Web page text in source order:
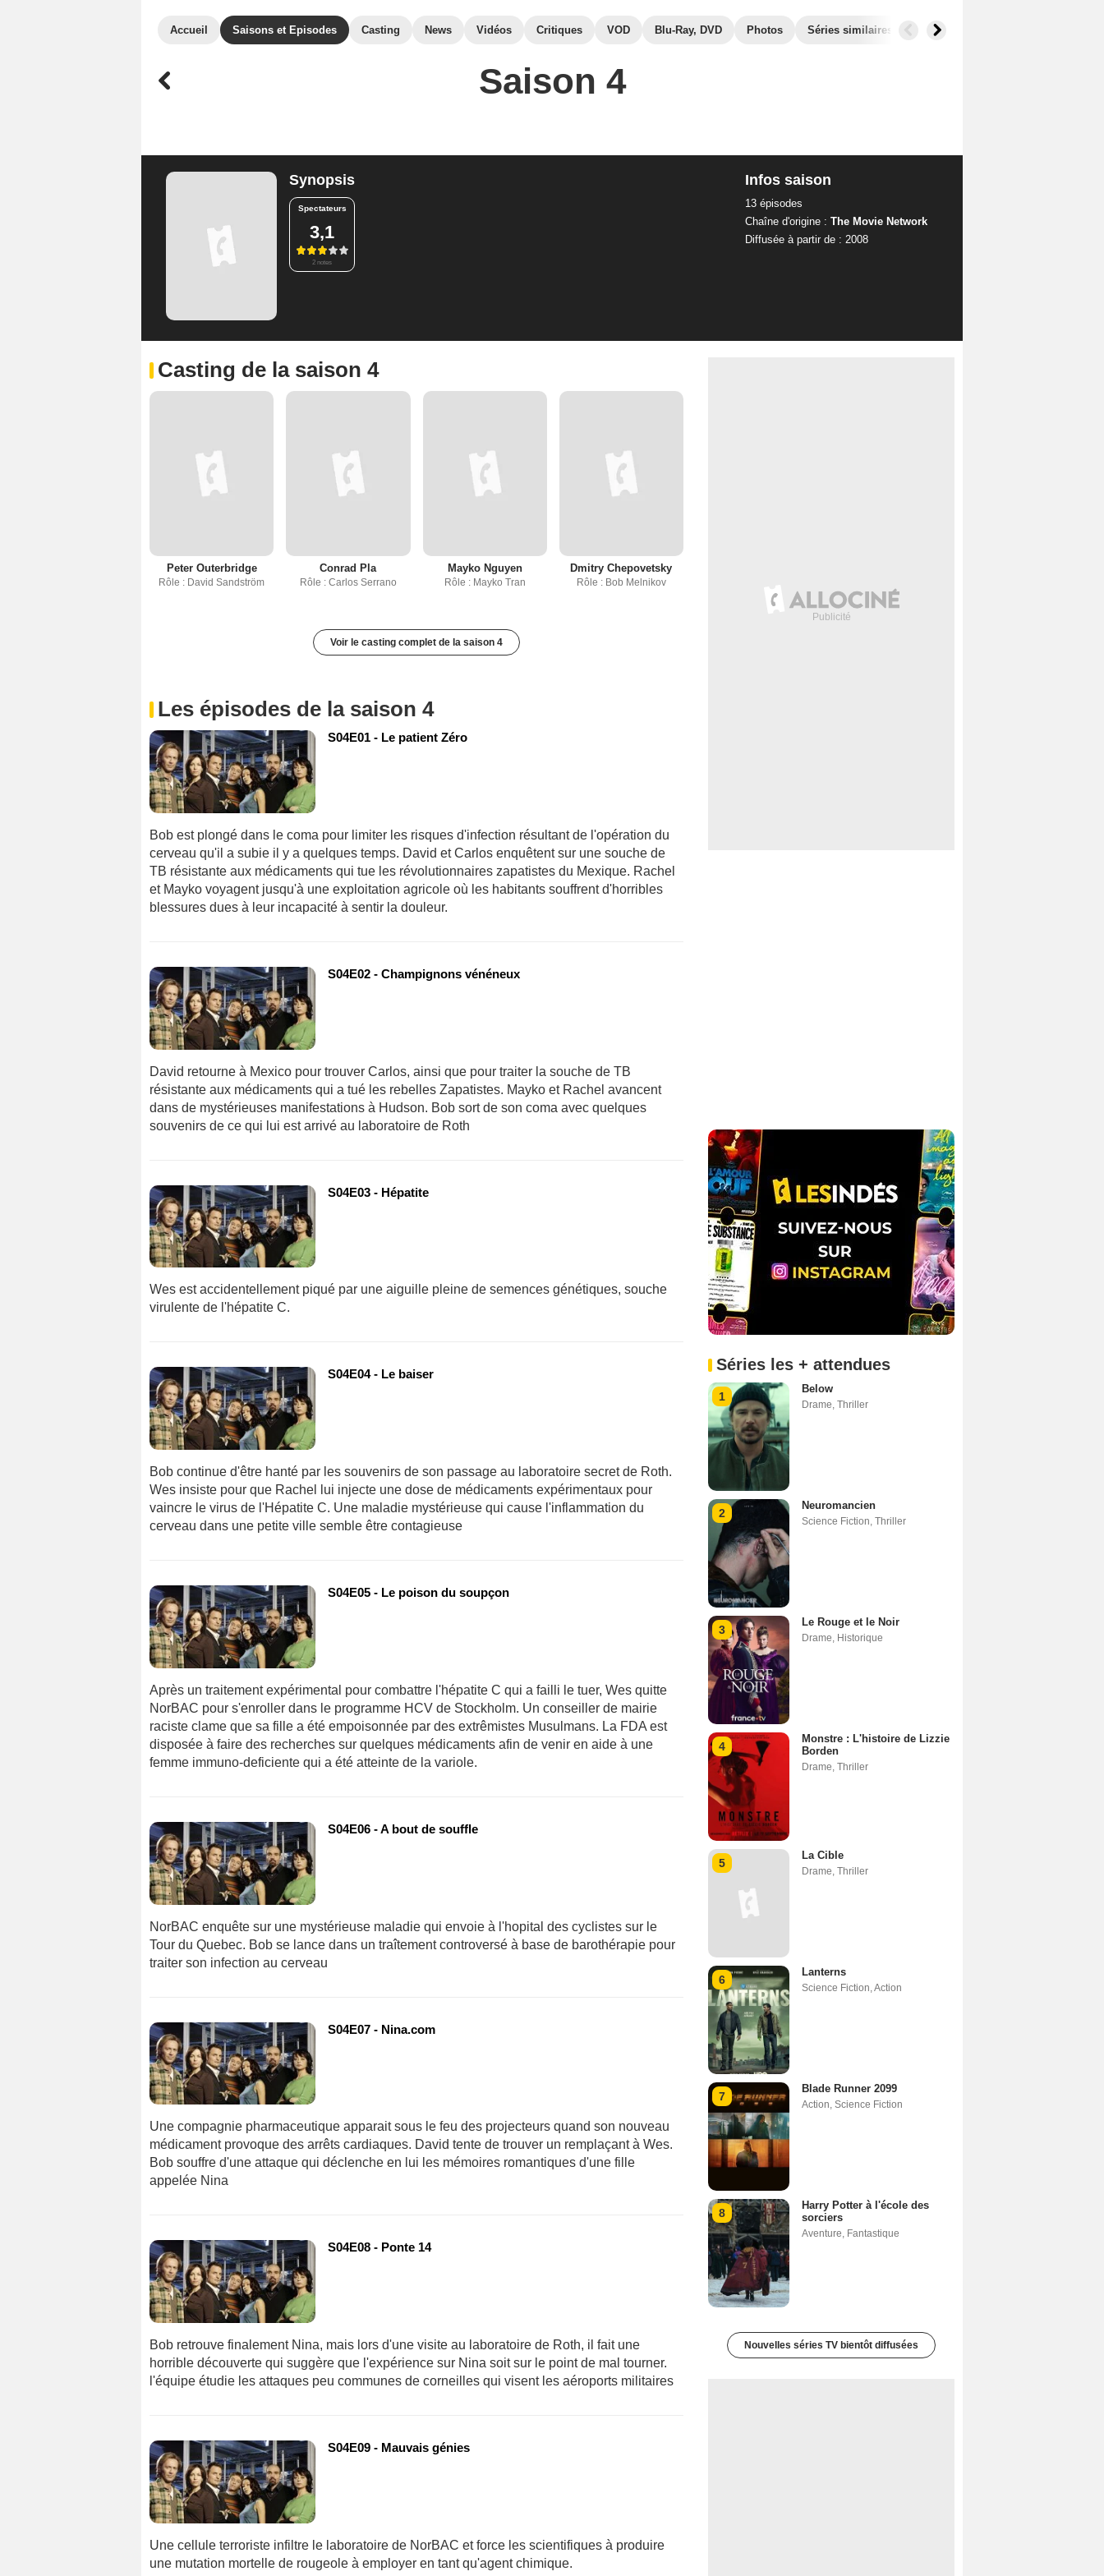
Accueil Saisons et Episodes Casting News Vidéos Critiques VOD Blu-Ray, DVD Photos Séries similaires
Saison 4
Synopsis
Spectateurs
3,1
2 notes
Infos saison
13 épisodes
Chaîne d'origine : The Movie Network
Diffusée à partir de : 2008
Casting de la saison 4
Peter Outerbridge
Rôle : David Sandström
Conrad Pla
Rôle : Carlos Serrano
Mayko Nguyen
Rôle : Mayko Tran
Dmitry Chepovetsky
Rôle : Bob Melnikov
Voir le casting complet de la saison 4
Les épisodes de la saison 4
S04E01 - Le patient Zéro
Bob est plongé dans le coma pour limiter les risques d'infection résultant de l'opération du
cerveau qu'il a subie il y a quelques temps. David et Carlos enquêtent sur une souche de
TB résistante aux médicaments qui tue les révolutionnaires zapatistes du Mexique. Rachel
et Mayko voyagent jusqu'à une exploitation agricole où les habitants souffrent d'horribles
blessures dues à leur incapacité à sentir la douleur.
S04E02 - Champignons vénéneux
David retourne à Mexico pour trouver Carlos, ainsi que pour traiter la souche de TB
résistante aux médicaments qui a tué les rebelles Zapatistes. Mayko et Rachel avancent
dans de mystérieuses manifestations à Hudson. Bob sort de son coma avec quelques
souvenirs de ce qui lui est arrivé au laboratoire de Roth
S04E03 - Hépatite
Wes est accidentellement piqué par une aiguille pleine de semences génétiques, souche
virulente de l'hépatite C.
S04E04 - Le baiser
Bob continue d'être hanté par les souvenirs de son passage au laboratoire secret de Roth.
Wes insiste pour que Rachel lui injecte une dose de médicaments expérimentaux pour
vaincre le virus de l'Hépatite C. Une maladie mystérieuse qui cause l'inflammation du
cerveau dans une petite ville semble être contagieuse
S04E05 - Le poison du soupçon
Après un traitement expérimental pour combattre l'hépatite C qui a failli le tuer, Wes quitte
NorBAC pour s'enroller dans le programme HCV de Stockholm. Un conseiller de mairie
raciste clame que sa fille a été empoisonnée par des extrêmistes Musulmans. La FDA est
disposée à faire des recherches sur quelques médicaments afin de venir en aide à une
femme immuno-deficiente qui a été atteinte de la variole.
S04E06 - A bout de souffle
NorBAC enquête sur une mystérieuse maladie qui envoie à l'hopital des cyclistes sur le
Tour du Quebec. Bob se lance dans un traîtement controversé à base de barothérapie pour
traiter son infection au cerveau
S04E07 - Nina.com
Une compagnie pharmaceutique apparait sous le feu des projecteurs quand son nouveau
médicament provoque des arrêts cardiaques. David tente de trouver un remplaçant à Wes.
Bob souffre d'une attaque qui déclenche en lui les mémoires romantiques d'une fille
appelée Nina
S04E08 - Ponte 14
Bob retrouve finalement Nina, mais lors d'une visite au laboratoire de Roth, il fait une
horrible découverte qui suggère que l'expérience sur Nina soit sur le point de mal tourner.
l'équipe étudie les attaques peu communes de corneilles qui visent les aéroports militaires
S04E09 - Mauvais génies
Une cellule terroriste infiltre le laboratoire de NorBAC et force les scientifiques à produire
une mutation mortelle de rougeole à employer en tant qu'agent chimique.
Séries les + attendues
1
Below
Drame Thriller
2
Neuromancien
Science Fiction Thriller
3
Le Rouge et le Noir
Drame Historique
4
Monstre : L'histoire de Lizzie
Borden
Drame Thriller
5
La Cible
Drame Thriller
6
Lanterns
Science Fiction Action
7
Blade Runner 2099
Action Science Fiction
8
Harry Potter à l'école des
sorciers
Aventure Fantastique
Nouvelles séries TV bientôt diffusées